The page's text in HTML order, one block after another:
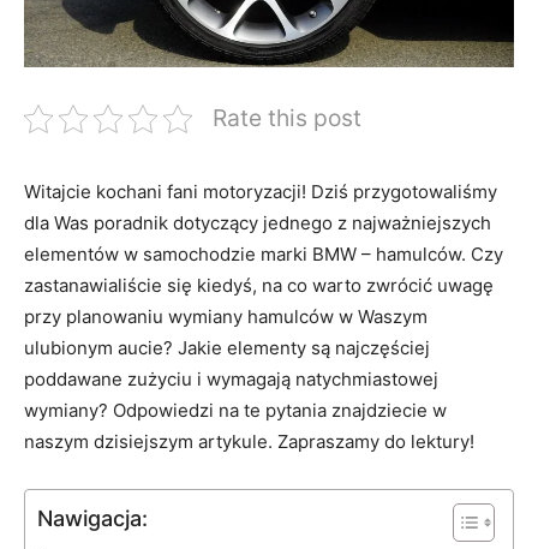
Rate this post
Witajcie kochani fani ‍motoryzacji! Dziś przygotowaliśmy
dla Was poradnik dotyczący jednego ‌z najważniejszych
elementów w samochodzie marki BMW – hamulców. Czy
zastanawialiście się kiedyś, ⁢na co warto zwrócić uwagę
przy planowaniu wymiany hamulców w Waszym
ulubionym aucie? Jakie​ elementy⁣ są‌ najczęściej⁢
poddawane zużyciu i wymagają⁢ natychmiastowej
wymiany? Odpowiedzi⁢ na ⁤te pytania znajdziecie w
naszym dzisiejszym artykule. Zapraszamy do lektury!
Nawigacja: